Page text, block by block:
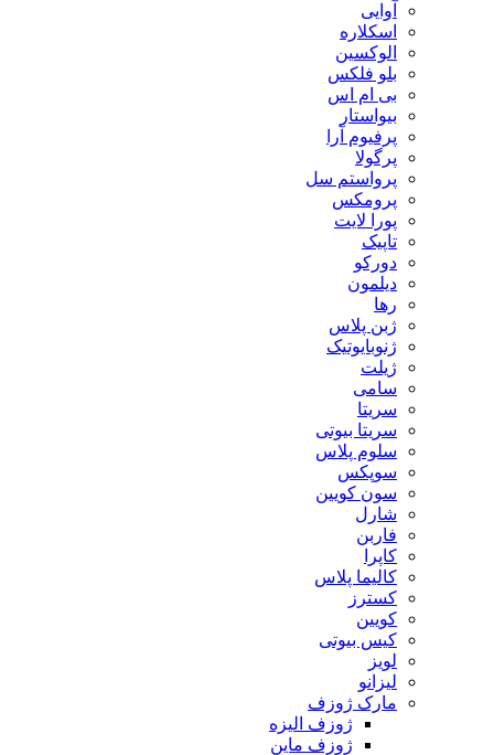
آوایی
اسکلاره
الوکسین
بلو فلکس
بی ام اس
بیواستار
پرفیوم آرا
پرگولا
پرواستم سل
پرومکس
پورا لایت
تاپیک
دورکو
دیلمون
رها
ژبن پلاس
ژنوبایوتیک
ژیلت
سامی
سریتا
سریتا بیوتی
سلوم پلاس
سوپکس
سون کویین
شارل
فاربن
کاپرا
کالیما پلاس
کسترز
کویین
کیس بیوتی
لویز
لیزانو
مارک ژوزف
ژوزف الیزه
ژوزف ماین